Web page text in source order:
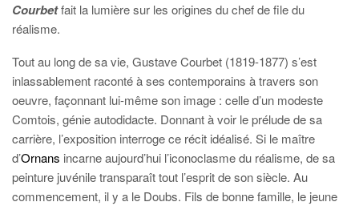
Courbetfait la lumière sur les origines du chef de file du
réalisme.
Tout au long de sa vie, Gustave Courbet (1819-1877) s’est
inlassablement raconté à ses contemporains à travers son
oeuvre, façonnant lui-même son image : celle d’un modeste
Comtois, génie autodidacte. Donnant à voir le prélude de sa
carrière, l’exposition interroge ce récit idéalisé. Si le maître
d’Ornans incarne aujourd’hui l’iconoclasme du réalisme, de sa
peinture juvénile transparaît tout l’esprit de son siècle. Au
commencement, il y a le Doubs. Fils de bonne famille, le jeune